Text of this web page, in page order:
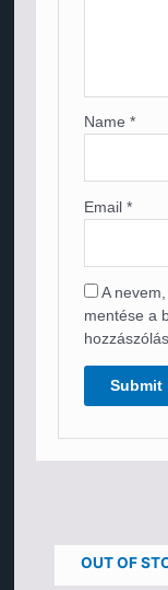
Name*
Email*
A
mentése a
OUT OF